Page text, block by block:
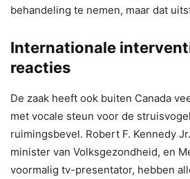
behandeling te nemen, maar dat
Internationale
reacties
De zaak heeft ook buiten Canada
met vocale steun voor de
ruimingsbevel. Robert F. Kennedy
minister van Volksgezondheid, en
voormalig tv-presentator, hebben